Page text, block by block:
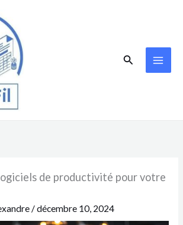
Rechercher
de productivité pour votre
/décembre 10, 2024